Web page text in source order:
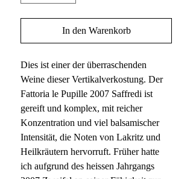
In den Warenkorb
Dies ist einer der überraschenden
Weine dieser Vertikalverkostung. Der
Fattoria le Pupille 2007 Saffredi ist
gereift und komplex, mit reicher
Konzentration und viel balsamischer
Intensität, die Noten von Lakritz und
Heilkräutern hervorruft. Früher hatte
ich aufgrund des heissen Jahrgangs